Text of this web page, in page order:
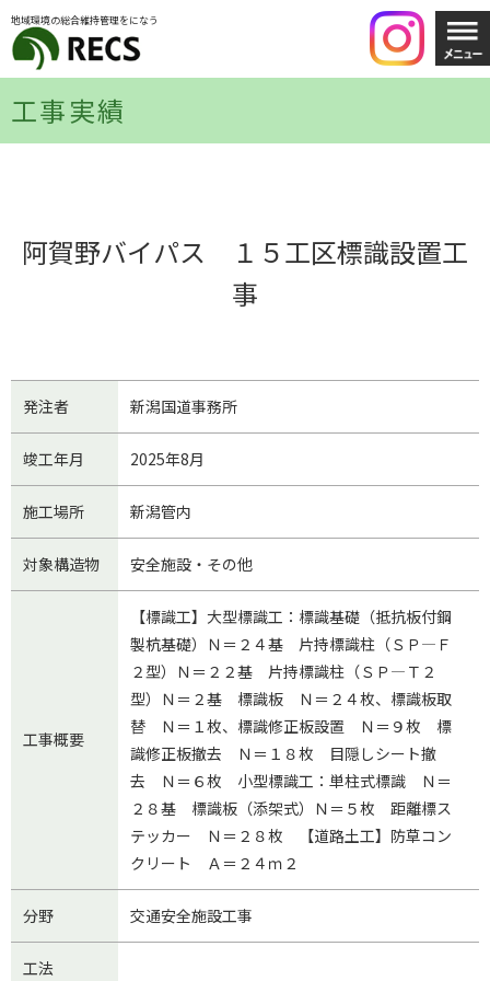
地域環境の総合維持管理をになう
工事実績
阿賀野バイパス １５工区標識設置工
事
発注者 新潟国道事務所
竣工年月 2025年8月
施工場所 新潟管内
対象構造物 安全施設・その他
工事概要
【標識工】大型標識工：標識基礎（抵抗板付鋼
製杭基礎）Ｎ＝２４基 片持標識柱（ＳＰ―Ｆ
２型）Ｎ＝２２基 片持標識柱（ＳＰ―Ｔ２
型）Ｎ＝２基 標識板 Ｎ＝２４枚、標識板取
替 Ｎ＝１枚、標識修正板設置 Ｎ＝９枚 標
識修正板撤去 Ｎ＝１８枚 目隠しシート撤
去 Ｎ＝６枚 小型標識工：単柱式標識 Ｎ＝
２８基 標識板（添架式）Ｎ＝５枚 距離標ス
テッカー Ｎ＝２８枚 【道路土工】防草コン
クリート Ａ＝２４ｍ２
分野 交通安全施設工事
工法